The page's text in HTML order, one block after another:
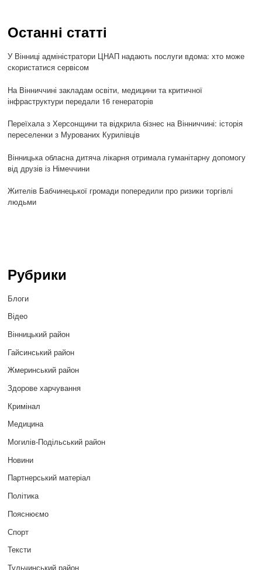
Останні статті
У Вінниці адміністратори ЦНАП надають послуги вдома: хто може
скористатися сервісом
На Вінниччині закладам освіти, медицини та критичної
інфраструктури передали 16 генераторів
Переїхала з Херсонщини та відкрила бізнес на Вінниччині: історія
переселенки з Мурованих Курилівців
Вінницька обласна дитяча лікарня отримала гуманітарну допомогу
від друзів із Німеччини
Жителів Бабчинецької громади попередили про ризики торгівлі
людьми
Рубрики
Блоги
Відео
Вінницький район
Гайсинський район
Жмеринський район
Здорове харчування
Кримінал
Медицина
Могилів-Подільський район
Новини
Партнерський матеріал
Політика
Пояснюємо
Спорт
Тексти
Тульчинський район